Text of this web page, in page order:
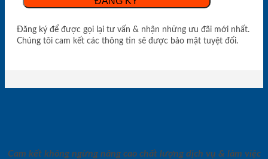
Đăng ký để được gọi lại tư vấn & nhận những ưu đãi mới nhất.
Chúng tôi cam kết các thông tin sẽ được bảo mật tuyệt đối.
Cam kết không ngừng nâng cao chất lượng dịch vụ & làm việc